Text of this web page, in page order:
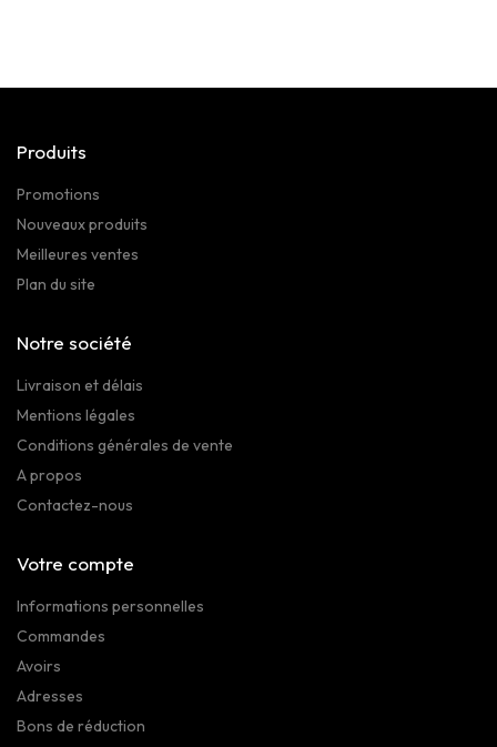
Produits
Promotions
Nouveaux produits
Meilleures ventes
Plan du site
Notre société
Livraison et délais
Mentions légales
Conditions générales de vente
A propos
Contactez-nous
Votre compte
Informations personnelles
Commandes
Avoirs
Adresses
Bons de réduction